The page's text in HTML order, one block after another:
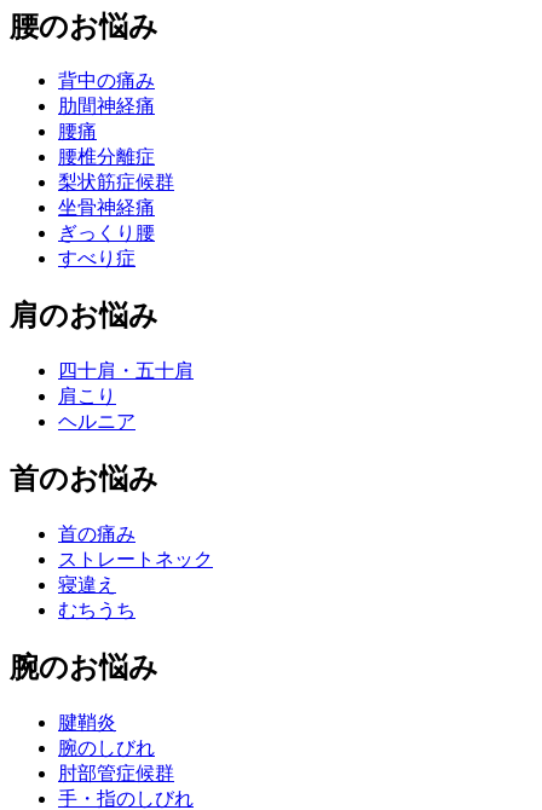
腰のお悩み
背中の痛み
肋間神経痛
腰痛
腰椎分離症
梨状筋症候群
坐骨神経痛
ぎっくり腰
すべり症
肩のお悩み
四十肩・五十肩
肩こり
ヘルニア
首のお悩み
首の痛み
ストレートネック
寝違え
むちうち
腕のお悩み
腱鞘炎
腕のしびれ
肘部管症候群
手・指のしびれ